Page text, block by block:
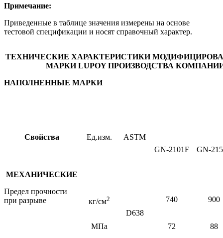
Примечание:
Приведенные в таблице значения измерены на основе
тестовой спецификации и носят справочный характер.
ТЕХНИЧЕСКИЕ ХАРАКТЕРИСТИКИ
МАРКИLUPOYПРОИЗВОДСТВА
НАПОЛНЕННЫЕ МАРКИ
Свойства Ед.изм.
ASTM
GN-2101F GN-
МЕХАНИЧЕСКИЕ
Предел прочности
при разрыве
кг/см2
D638
740 900
МПа 72 88